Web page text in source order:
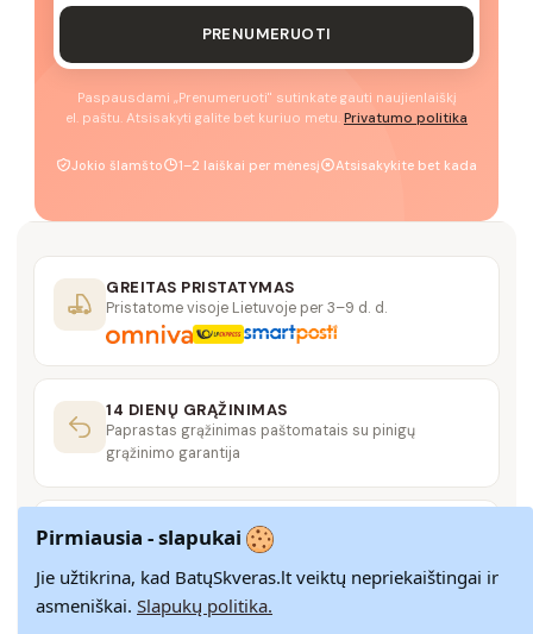
PRENUMERUOTI
Paspausdami „Prenumeruoti" sutinkate gauti naujienlaiškį
el. paštu. Atsisakyti galite bet kuriuo metu. Privatumo politika
Jokio šlamšto 1–2 laiškai per mėnesį Atsisakykite bet kada
GREITAS PRISTATYMAS
Pristatome visoje Lietuvoje per 3–9 d. d.
14 DIENŲ GRĄŽINIMAS
Paprastas grąžinimas paštomatais su pinigų
grąžinimo garantija
SAUGUS MOKĖJIMAS
SSL šifravimas užtikrina aukščiausią jūsų duomenų
saugumo lygį
Pirmiausia - slapukai
Jie užtikrina, kad BatųSkveras.lt veiktų nepriekaištingai ir
asmeniškai. Slapukų politika.